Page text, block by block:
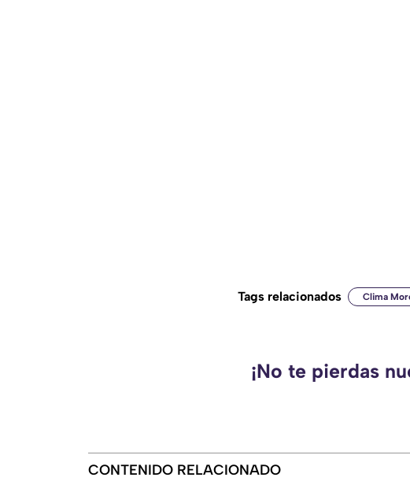
Tags relacionados Clima
¡No te pierdas
CONTENIDO RELACIONADO